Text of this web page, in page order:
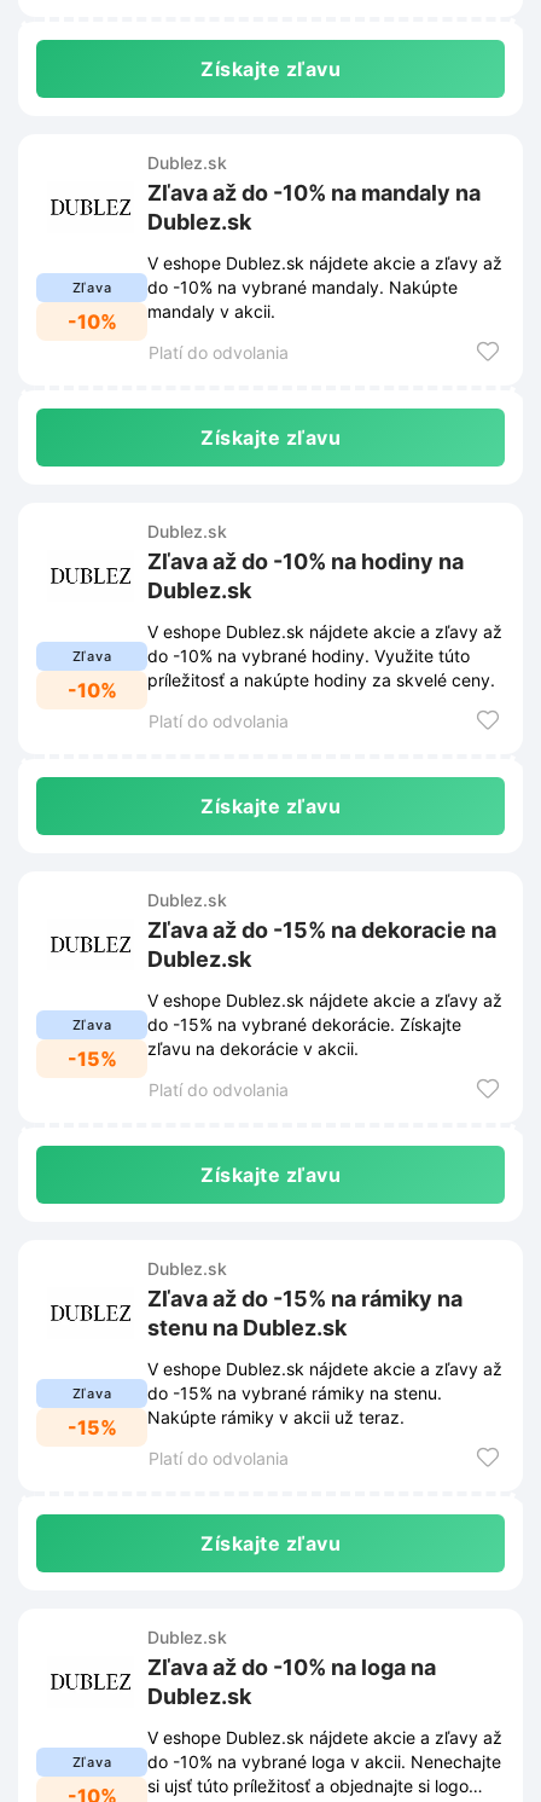
Získajte zľavu
Zľava
-10%
Dublez.sk
Zľava až do -10% na mandaly na
Dublez.sk
V eshope Dublez.sk nájdete akcie a zľavy až
do -10% na vybrané mandaly. Nakúpte
mandaly v akcii.
Platí do odvolania
Získajte zľavu
Zľava
-10%
Dublez.sk
Zľava až do -10% na hodiny na
Dublez.sk
V eshope Dublez.sk nájdete akcie a zľavy až
do -10% na vybrané hodiny. Využite túto
príležitosť a nakúpte hodiny za skvelé ceny.
Platí do odvolania
Získajte zľavu
Zľava
-15%
Dublez.sk
Zľava až do -15% na dekoracie na
Dublez.sk
V eshope Dublez.sk nájdete akcie a zľavy až
do -15% na vybrané dekorácie. Získajte
zľavu na dekorácie v akcii.
Platí do odvolania
Získajte zľavu
Zľava
-15%
Dublez.sk
Zľava až do -15% na rámiky na
stenu na Dublez.sk
V eshope Dublez.sk nájdete akcie a zľavy až
do -15% na vybrané rámiky na stenu.
Nakúpte rámiky v akcii už teraz.
Platí do odvolania
Získajte zľavu
Zľava
-10%
Dublez.sk
Zľava až do -10% na loga na
Dublez.sk
V eshope Dublez.sk nájdete akcie a zľavy až
do -10% na vybrané loga v akcii. Nenechajte
si ujsť túto príležitosť a objednajte si logo